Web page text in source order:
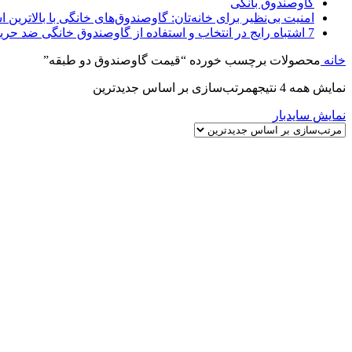
گاوصندوق بانکی
امنیت بی‌نظیر برای خانه‌تان: گاوصندوق‌های خانگی با بالاترین
7 اشتباه رایج در انتخاب و استفاده از گاوصندوق خانگی ضد حریق
خانه محصولات برچسب خورده “قیمت گاوصندوق دو طبقه”
نمایش همه 4 نتیجه مرتب‌سازی بر اساس جدیدترین
نمایش سایدبار